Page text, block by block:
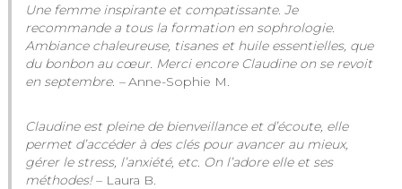
Une femme inspirante et compatissante. Je
recommande a tous la formation en sophrologie.
Ambiance chaleureuse, tisanes et huile essentielles, que
du bonbon au cœur. Merci encore Claudine on se revoit
en septembre. –Anne-Sophie M.
Claudine est pleine de bienveillance et d’écoute, elle
permet d’accéder à des clés pour avancer au mieux,
gérer le stress, l’anxiété, etc. On l’adore elle et ses
méthodes!– Laura B.